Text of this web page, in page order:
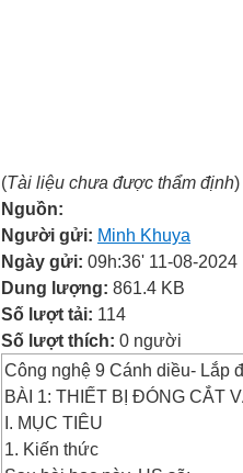
(Tài liệu chưa được thẩm định)
Nguồn:
Người gửi: Minh Khuya
Ngày gửi: 09h:36' 11-08-2024
Dung lượng: 861.4 KB
Số lượt tải: 114
Số lượt thích: 0 người
Công nghệ 9 Cánh diều- Lắp
BÀI 1: THIẾT BỊ ĐÓNG CẮT
I. MỤC TIÊU
1. Kiến thức